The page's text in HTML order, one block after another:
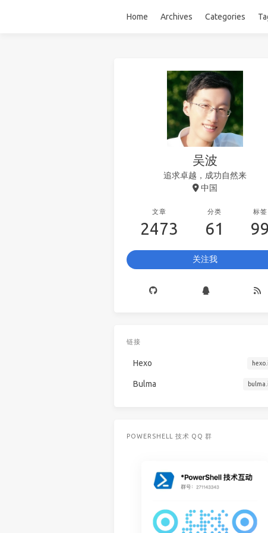
Home Archives Categories
吴波
追求卓越，成功自然来
中国
文章
2473
分类
61
标签
99
关注我
链接
Hexo
Bulma
POWERSHELL 技术 QQ 群